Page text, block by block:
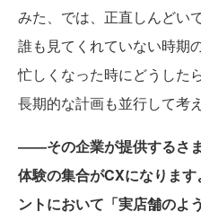
みた、では、正直しんどい
誰も見てくれていない時期
忙しくなった時にどうした
長期的な計画も並行して考
――その企業が提供するさ
体験の集合がCXになりま
ントにおいて「実店舗のよ